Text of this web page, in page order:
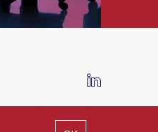
DATENSCHUTZ AGB